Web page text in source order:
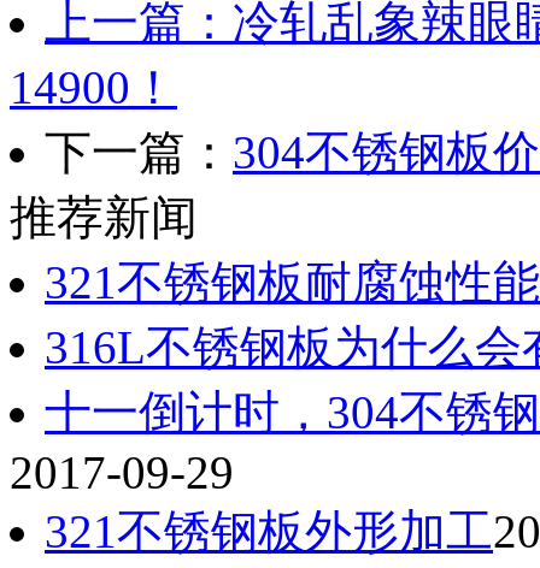
上一篇：冷轧乱象辣
14900！
下一篇： 304不锈钢板
推荐新闻
321不锈钢板耐腐蚀性
316L不锈钢板为什么会
十一倒计时，304不锈
2017-09-29
321不锈钢板外形加工